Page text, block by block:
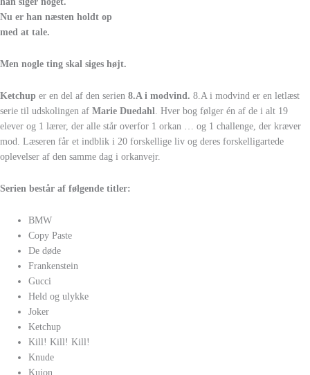
Nu er han næsten holdt op
med at tale.
Men nogle ting skal siges højt.
Ketchup er en del af den serien 8.A i modvind. 8.A i modvind er en letlæst
serie til udskolingen af Marie Duedahl
. Hver bog følger én af de i alt 19
elever og 1 lærer, der alle står overfor 1 orkan … og 1 challenge, der kræver
mod. Læseren får et indblik i 20 forskellige liv og deres forskelligartede
oplevelser af den samme dag i orkanvejr.
Serien består af følgende titler:
BMW
Copy Paste
De døde
Frankenstein
Gucci
Held og ulykke
Joker
Ketchup
Kill! Kill! Kill!
Knude
Kujon